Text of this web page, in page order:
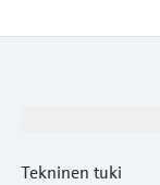
Tekninen tuki